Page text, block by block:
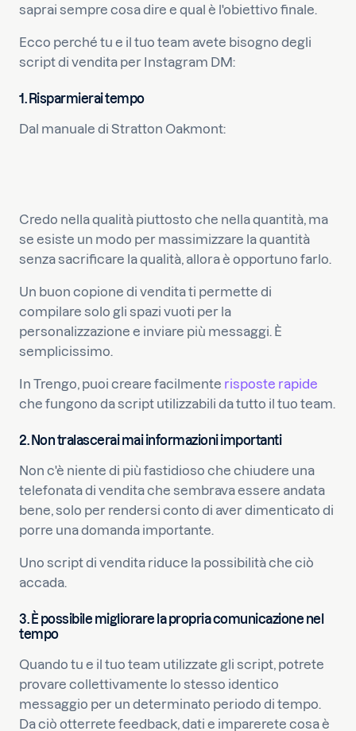
saprai sempre cosa dire e qual è l'obiettivo finale.
Ecco perché tu e il tuo team avete bisogno degli
script di vendita per Instagram DM:
1. Risparmierai tempo
Dal manuale di Stratton Oakmont:
Credo nella qualità piuttosto che nella quantità, ma
se esiste un modo per massimizzare la quantità
senza sacrificare la qualità, allora è opportuno farlo.
Un buon copione di vendita ti permette di
compilare solo gli spazi vuoti per la
personalizzazione e inviare più messaggi. È
semplicissimo.
In Trengo, puoi creare facilmente risposte rapide
che fungono da script utilizzabili da tutto il tuo team.
2. Non tralascerai mai informazioni importanti
Non c'è niente di più fastidioso che chiudere una
telefonata di vendita che sembrava essere andata
bene, solo per rendersi conto di aver dimenticato di
porre una domanda importante.
Uno script di vendita riduce la possibilità che ciò
accada.
3. È possibile migliorare la propria comunicazione nel
tempo
Quando tu e il tuo team utilizzate gli script, potrete
provare collettivamente lo stesso identico
messaggio per un determinato periodo di tempo.
Da ciò otterrete feedback, dati e imparerete cosa è